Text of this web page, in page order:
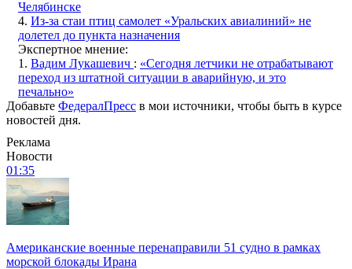
Челябинске
4. Из-за стаи птиц самолет «Уральских авиалиний» не
долетел до пункта назначения
Экспертное мнение:
1. Вадим Лукашевич : «Сегодня летчики не отрабатывают
переход из штатной ситуации в аварийную, и это
печально»
Добавьте ФедералПресс в мои источники, чтобы быть в курсе
новостей дня.
Реклама
Новости
01:35
Американские военные перенаправили 51 судно в рамках
морской блокады Ирана